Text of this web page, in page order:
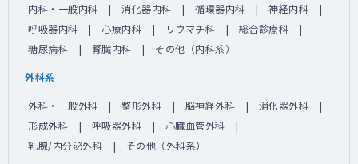
内科・一般内科 消化器内科 循環器内科
神経内科
呼吸器内科
心療内科 リウマチ科
総合診療科
糖尿病科
腎臓内科 その他（内科系）
外科系
外科・一般外科 整形外科 脳神経外科
消化器外科
形成外科
呼吸器外科
心臓血管外科
乳腺/内分泌外科
その他（外科系）